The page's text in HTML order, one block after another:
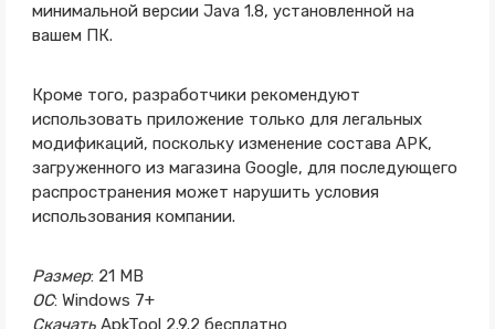
минимальной версии Java 1.8, установленной на
вашем ПК.
Кроме того, разработчики рекомендуют
использовать приложение только для легальных
модификаций, поскольку изменение состава APK,
загруженного из магазина Google, для последующего
распространения может нарушить условия
использования компании.
Размер: 21 MB
ОС: Windows 7+
Скачать ApkTool 2.9.2 бесплатно